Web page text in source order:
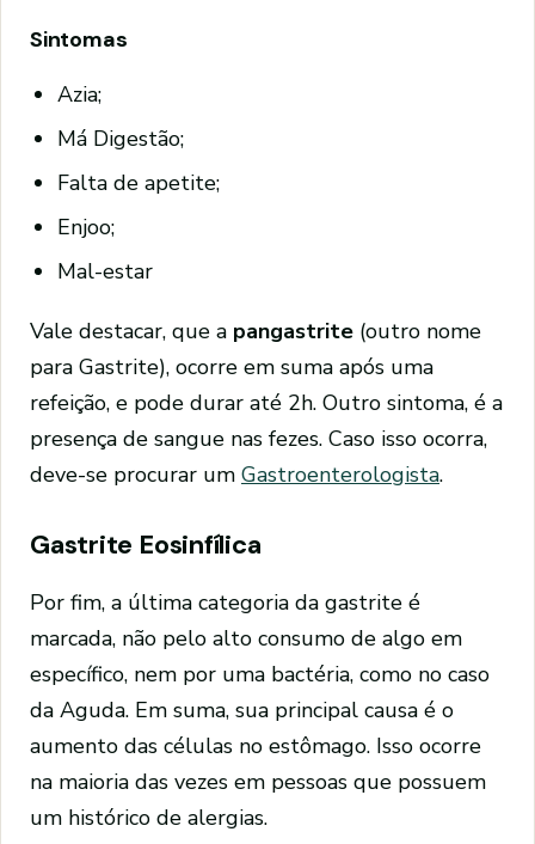
Sintomas
Azia;
Má Digestão;
Falta de apetite;
Enjoo;
Mal-estar
Vale destacar, que a pangastrite (outro nome
para Gastrite), ocorre em suma após uma
refeição, e pode durar até 2h. Outro sintoma, é a
presença de sangue nas fezes. Caso isso ocorra,
deve-se procurar um Gastroenterologista.
Gastrite Eosinfílica
Por fim, a última categoria da gastrite é
marcada, não pelo alto consumo de algo em
específico, nem por uma bactéria, como no caso
da Aguda. Em suma, sua principal causa é o
aumento das células no estômago. Isso ocorre
na maioria das vezes em pessoas que possuem
um histórico de alergias.